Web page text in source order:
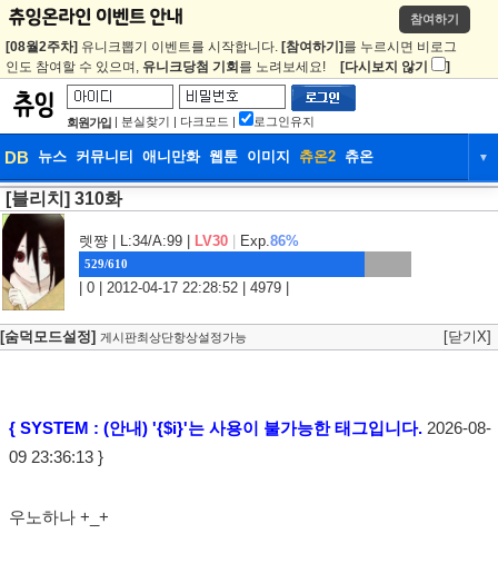
참여하기
[08월2주차] 유니크뽑기 이벤트를 시작합니다. [참여하기] 를 누르시면 비로그
인도 참여할 수 있으며, 유니크당첨 기회 를 노려보세요! [다시보지 않기 ]
회원가입 | 분실찾기 | 다크모드 | 로그인유지
DB 뉴스 커뮤니티 애니만화 웹툰 이미지 츄온2 츄온 ▼
DB
웹툰 이미지 츄온2
[블리치] 310화
렛쨩 | L:34/A:99 | LV30 Exp.86%
529/610
| 0 | 2012-04-17 22:28:52 | 4979 |
[숨덕모드설정] 게시판최상단항상설정가능 [닫기X]
{ SYSTEM : (안내) '{$i}'는 사용이 불가능한 태그입니다.2026-08-
09 23:36:13 }
우노하나 +_+